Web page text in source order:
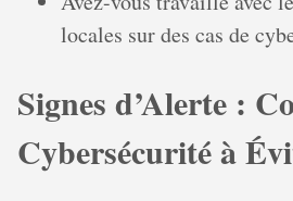
locales sur des cas de
Signes d’Alerte :
Cybersécurité à